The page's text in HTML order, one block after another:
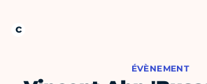
ÉVÈNEMENT